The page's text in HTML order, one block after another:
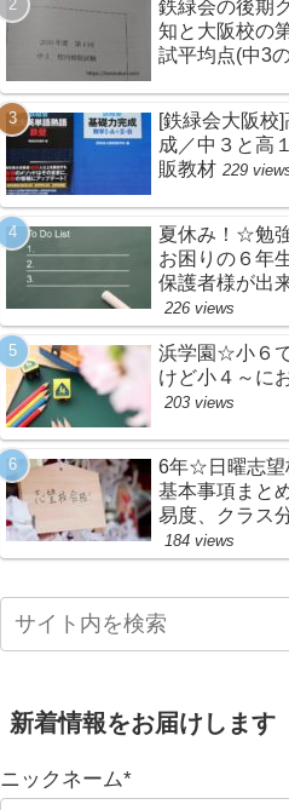
鉄緑会の後期
知と大阪校の
試平均点(中3
[鉄緑会大阪校
成／中３と高
販教材 229
夏休み！☆勉
お困りの６年
保護者様が出
226 views
浜学園☆小６
けど小４～に
203 views
6年☆日曜志望
基本事項まと
易度、クラス
184 views
新着情報をお届けします
ニックネーム*